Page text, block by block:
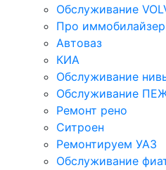
Обслуживание
Про иммобилайзер
Автоваз
КИА
Обслуживание
Обслуживание
Ремонт рено
Ситроен
Ремонтируем УАЗ
Обслуживание